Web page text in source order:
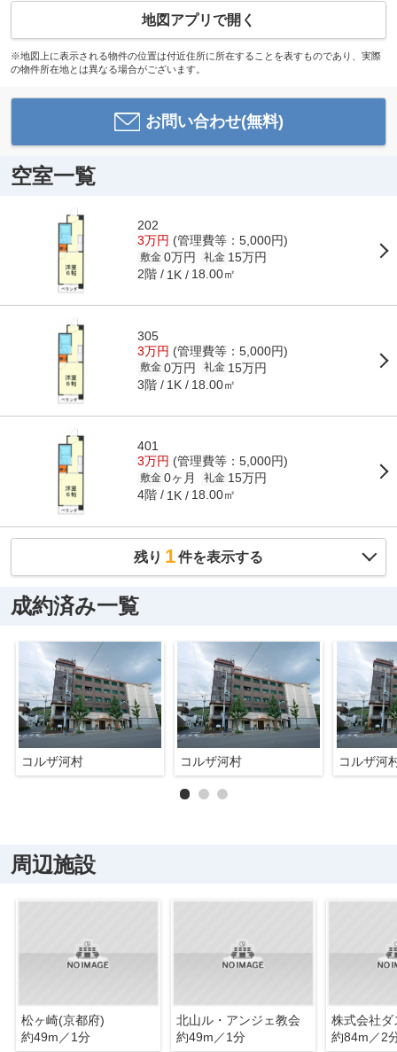
地図アプリで開く
※地図上に表示される物件の位置は付近住所に所在することを表すものであり、実際
の物件所在地とは異なる場合がございます。
お問い合わせ(無料)
空室一覧
202
3万円 (管理費等：5,000円)
敷金 0万円 礼金 15万円
2階 1K 18.00㎡
305
3万円 (管理費等：5,000円)
敷金 0万円 礼金 15万円
3階 1K 18.00㎡
401
3万円 (管理費等：5,000円)
敷金 0ヶ月 礼金 15万円
4階 1K 18.00㎡
残り 1件を表示する
成約済み一覧
コルザ河村 コルザ河村 コルザ河
周辺施設
松ヶ崎(京都府)
約49m／1分
北山ル・アンジェ教会
約49m／1分
株式会社ダ
約84m／2